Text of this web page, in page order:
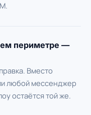
периметре —
Вместо
любой мессенджер
остаётся той же.